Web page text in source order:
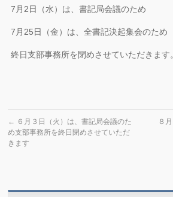
7月2日（水）は、書記局会議のため
7月25日（金）は、全書記決起集会のため
終日支部事務所を閉めさせていただきます
← ６月３日（火）は、書記局会議のた
め支部事務所を終日閉めさせていただ
きます
８